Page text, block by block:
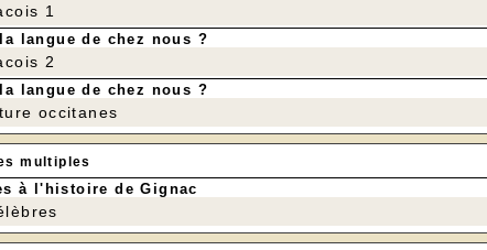
1
langue de chez nous ?
2
langue de chez nous ?
occitanes
multiples
à l'histoire de Gignac